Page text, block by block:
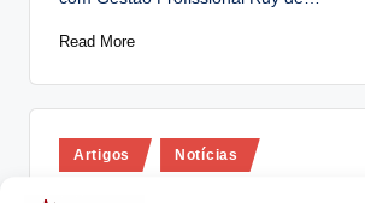
Read More
Posted
in
Artigos Notícias